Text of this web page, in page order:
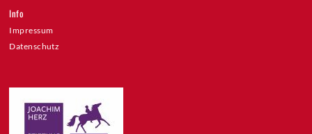
Info
Impressum
Datenschutz